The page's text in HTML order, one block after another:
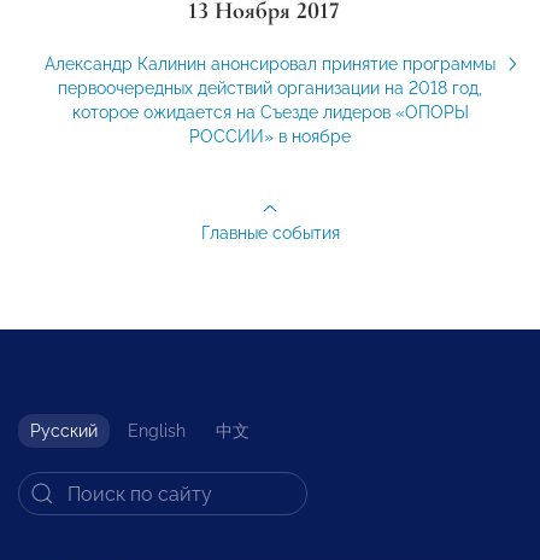
13 Ноября 2017
Александр Калинин анонсировал принятие программы
первоочередных действий организации на 2018 год,
которое ожидается на Съезде лидеров «ОПОРЫ
РОССИИ» в ноябре
Главные события
Русский English 中文